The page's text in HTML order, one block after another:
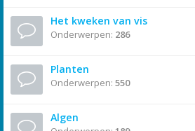
Het kweken van vis
Onderwerpen: 286
Planten
Onderwerpen: 550
Algen